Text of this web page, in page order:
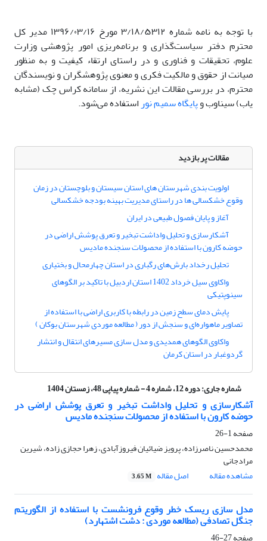
با توجه به نامه شماره ۳/۱۸/۵۳۱۲ مورخ ۱۳۹۶/۰۳/۱۶ مدیر کل
محترم دفتر سیاست‌گذاری و برنامه‌ریزی امور پژوهشی وزارت
علوم، تحقیقات و فناوری و در راستای ارتقاء کیفیت و به منظور
صیانت از حقوق و مالکیت فکری و معنوی پژوهشگران و نویسندگان
محترم، در بررسی مقالات این نشریه، از سامانه کراس چک (مشابه
یاب) سیناوب وپایگاه سمیم نور استفاده می‌شود.
مقالات پر بازدید
اولویت بندی شهرستان های استان سیستان و بلوچستان در زمان
وقوع خشکسالی ها در راستای مدیریت بهینه بودجه خشکسالی
آغاز و پایان فصول طبیعی در ایران
آشکارسازی و تحلیل واداشت تبخیر و تعرق پوشش اراضی در
حوضه کارون با استفاده از محصولات سنجنده مادیس
تحلیل رخداد بارش‌های رگباری در استان چهارمحال و بختیاری
واکاوی سیل خرداد 1402 استان اردبیل با تاکید بر الگوهای
سینوپتیکی
پایش دمای سطح زمین در رابطه با کاربری اراضی با استفاده از
تصاویر ماهواره‌ای و سنجش از دور ( مطالعه موردی شهرستان بوکان )
واکاوی الگوهای همدیدی و مدل سازی مسیرهای انتقال و انتشار
گردوغبار در استان کرمان
شماره جاری:دوره 12، شماره 4 - شماره پیاپی 48، زمستان 1404
آشکارسازی و تحلیل واداشت تبخیر و تعرق پوشش اراضی در
حوضه کارون با استفاده از محصولات سنجنده مادیس
صفحه1-26
محمدحسین ناصرزاده، پرویز ضیائیان فیروزآبادی، زهرا حجازی زاده، شیرین
مرادجانی
مشاهده مقاله
اصل مقاله 3.65 M
مدل سازی ریسک خطر وقوع فرونشست با استفاده از الگوریتم
جنگل تصادفی (مطالعه موردی : دشت اشتهارد)
صفحه27-46